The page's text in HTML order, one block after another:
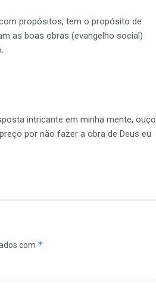
propósitos, tem o propósito de
as boas obras (evangelho social)
intricante em minha mente, ouço
por não fazer a obra de Deus eu
com *